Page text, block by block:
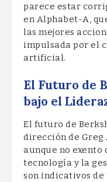
parece estar
en Alphabet-A,
las mejores
impulsada por el
artificial.
El Futuro de
bajo el
El futuro de
dirección de
aunque no exento
tecnología y la
son indicativos